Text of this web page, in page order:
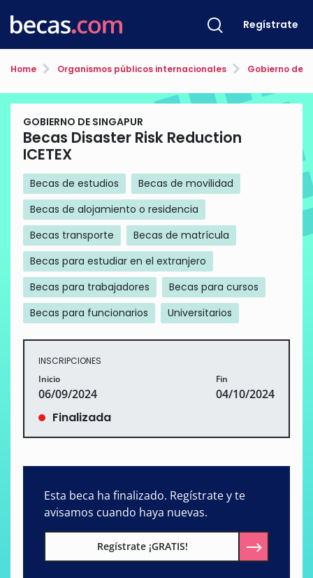
Regístrate
Home Organismos públicos internacionales Gobierno de
GOBIERNO DE SINGAPUR
Becas Disaster Risk Reduction
ICETEX
Becas de estudios
Becas de movilidad
Becas de alojamiento o residencia
Becas transporte
Becas de matrícula
Becas para estudiar en el extranjero
Becas para trabajadores
Becas para cursos
Becas para funcionarios
Universitarios
INSCRIPCIONES
Inicio
06/09/2024
Fin
04/10/2024
Finalizada
Esta beca ha finalizado. Regístrate y te
avisamos cuando haya nuevas.
Regístrate ¡GRATIS!